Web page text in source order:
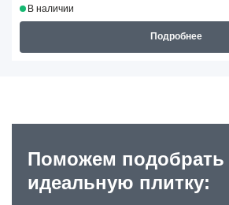
В наличии
Подробнее
Поможем подобрать
идеальную плитку: